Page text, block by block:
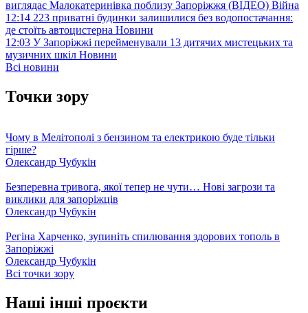
виглядає Малокатеринівка поблизу Запоріжжя (ВІДЕО) Війна
12:14 223 приватні будинки залишилися без водопостачання:
де стоїть автоцистерна Новини
12:03 У Запоріжжі перейменували 13 дитячих мистецьких та
музичних шкіл Новини
Всі новини
Точки зору
Чому в Мелітополі з бензином та електрикою буде тільки
гірше?
Олександр Чубукін
Безперевна тривога, якої тепер не чути… Нові загрози та
виклики для запоріжців
Олександр Чубукін
Регіна Харченко, зупиніть спилювання здорових тополь в
Запоріжжі
Олександр Чубукін
Всі точки зору
Наші інші проєкти